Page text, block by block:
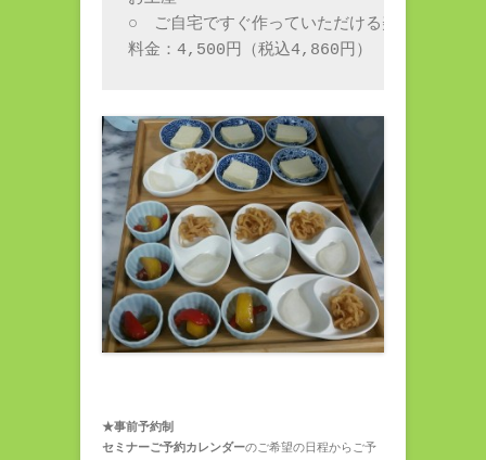
○　ご自宅ですぐ作っていただける美味しい麹
★事前予約制
セミナーご予約カレンダーのご希望の日程からご予